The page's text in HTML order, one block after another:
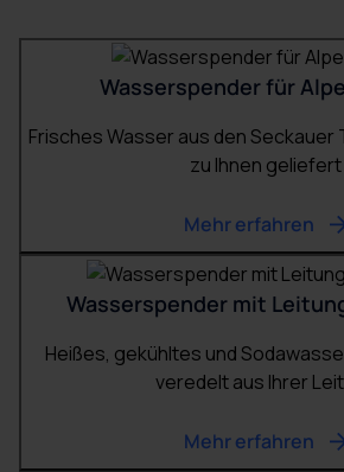
Wasserspender für
Frisches Wasser aus den Seckauer
zu Ihnen geliefert
Mehr erfahren
Wasserspender mit
Heißes, gekühltes und
veredelt aus Ihrer
Mehr erfahren